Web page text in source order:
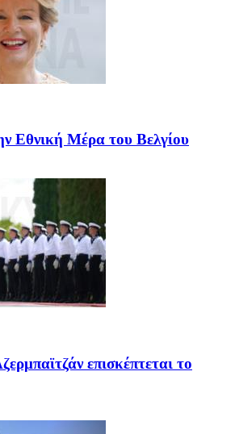
Εθνική Μέρα του Βελγίου
επισκέπτεται το